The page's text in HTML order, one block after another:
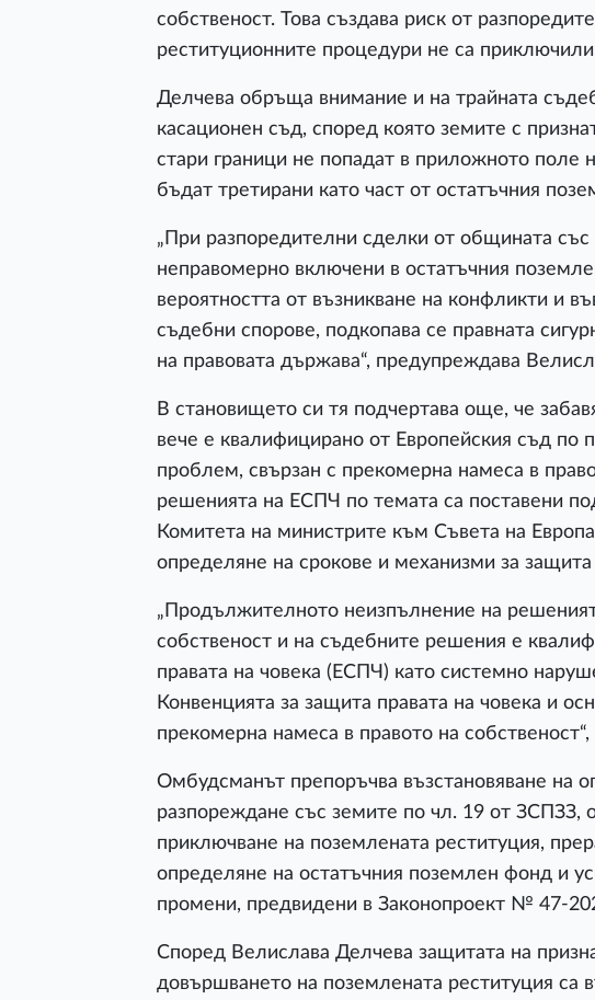
собственост. Това създава риск от
реституционните процедури не са
Делчева обръща внимание и на трайната
касационен съд, според която земите с
стари граници не попадат в приложното поле
бъдат третирани като част от остатъчния
„При разпоредителни сделки от общината със
неправомерно включени в остатъчния
вероятността от възникване на конфликти и
съдебни спорове, подкопава се правната
на правовата държава“, предупреждава
В становището си тя подчертава още, че
вече е квалифицирано от Европейския съд по
проблем, свързан с прекомерна намеса в
решенията на ЕСПЧ по темата са поставени
Комитета на министрите към Съвета на
определяне на срокове и механизми за
„Продължителното неизпълнение на
собственост и на съдебните решения е
правата на човека (ЕСПЧ) като системно
Конвенцията за защита правата на човека и
прекомерна намеса в правото на
Омбудсманът препоръчва възстановяване на
разпореждане със земите по чл. 19 от ЗСПЗЗ,
приключване на поземлената реституция,
определяне на остатъчния поземлен фонд и
промени, предвидени в Законопроект № 47-
Според Велислава Делчева защитата на
довършването на поземлената реституция са